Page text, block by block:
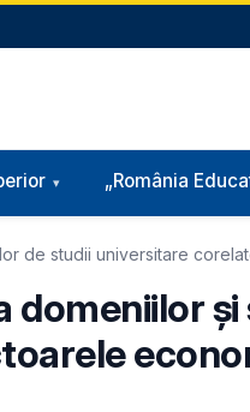
„România
de studii universitare
domeniilor